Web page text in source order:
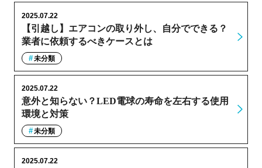
【引越し】エアコンの取り外し、自分でできる？
業者に依頼するべきケースとは
2025.07.22
未分類
意外と知らない？LED電球の寿命を左右する使用
環境と対策
2025.07.22
未分類
2025.07.22